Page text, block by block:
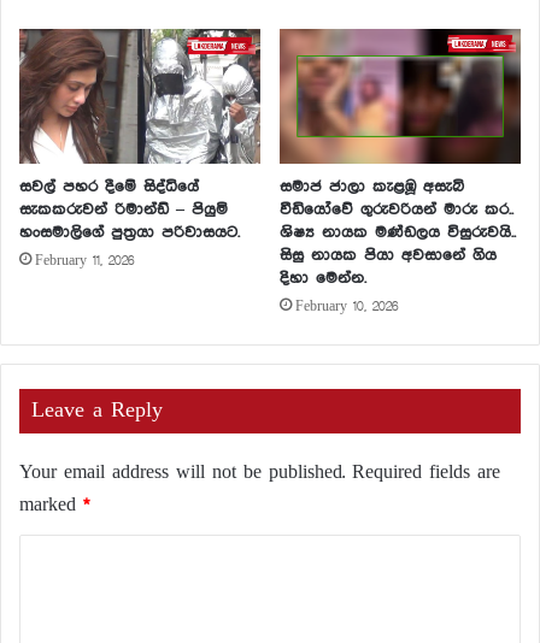
සවල් පහර දීමේ සිද්ධියේ
සැකකරුවන් රිමාන්ඩ් – පියුමි
හංසමාලිගේ පුත්‍රයා පරිවාසයට.
February 11, 2026
සමාජ ජාලා කැළඹූ අසැබි
වීඩියෝවේ ගුරුවරියන් මාරු කර..
ශිෂ්‍ය නායක මණ්ඩලය විසුරුවයි..
සිසු නායක පියා අවසානේ ගිය
දිහා මෙන්න.
February 10, 2026
Leave a Reply
Your email address will not be published. Required fields are
marked *